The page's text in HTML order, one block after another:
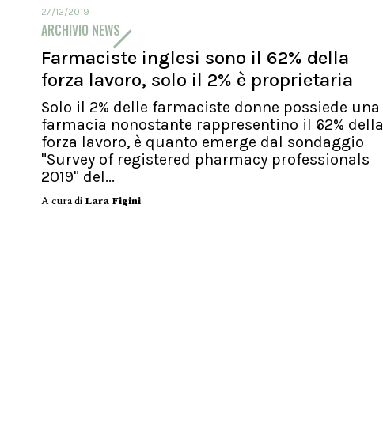
27/12/2019
ARCHIVIO NEWS
Farmaciste inglesi sono il 62% della
forza lavoro, solo il 2% è proprietaria
Solo il 2% delle farmaciste donne possiede una
farmacia nonostante rappresentino il 62% della
forza lavoro, è quanto emerge dal sondaggio
"Survey of registered pharmacy professionals
2019" del...
A cura di Lara Figini